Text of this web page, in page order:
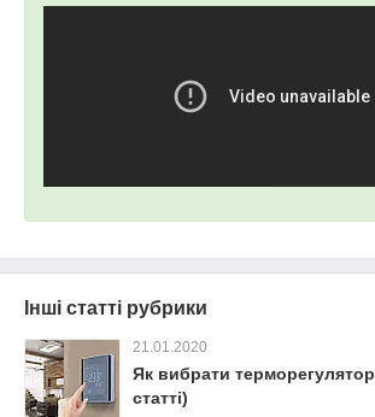
Інші статті рубрики
21.01.2020
Як вибрати терморегулятор
статті)